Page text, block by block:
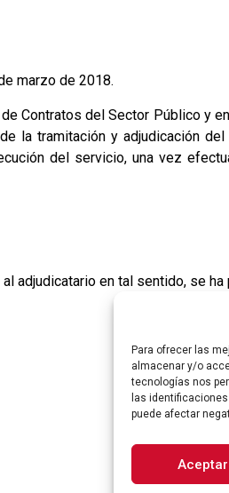
Para ofrecer las
almacenar y/o
tecnologías nos
las
puede afectar
Aceptar
marzo de 2018.
Contratos del Sector Público y
la tramitación y adjudicación
del servicio, una vez
adjudicatario en tal sentido, se